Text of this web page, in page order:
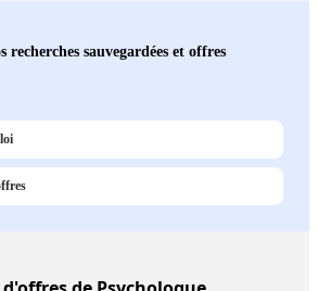
recherches sauvegardées et offres